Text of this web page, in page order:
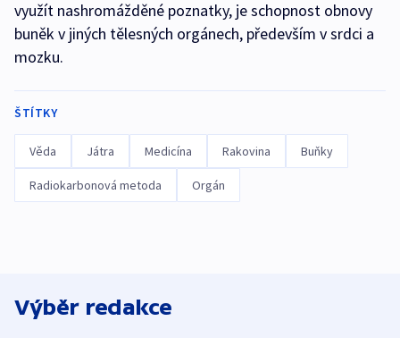
využít nashromážděné poznatky, je schopnost obnovy
buněk v jiných tělesných orgánech, především v srdci a
mozku.
ŠTÍTKY
Věda Játra Medicína Rakovina Buňky
Radiokarbonová metoda Orgán
Výběr redakce